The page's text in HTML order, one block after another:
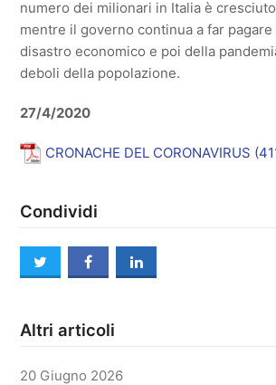
numero dei milionari in Italia è
mentre il governo continua a far
disastro economico e poi della
deboli della popolazione.
27/4/2020
CRONACHE DEL CORONAVIRUS
Condividi
twitter facebooklinkedin
Altri articoli
20 Giugno 2026